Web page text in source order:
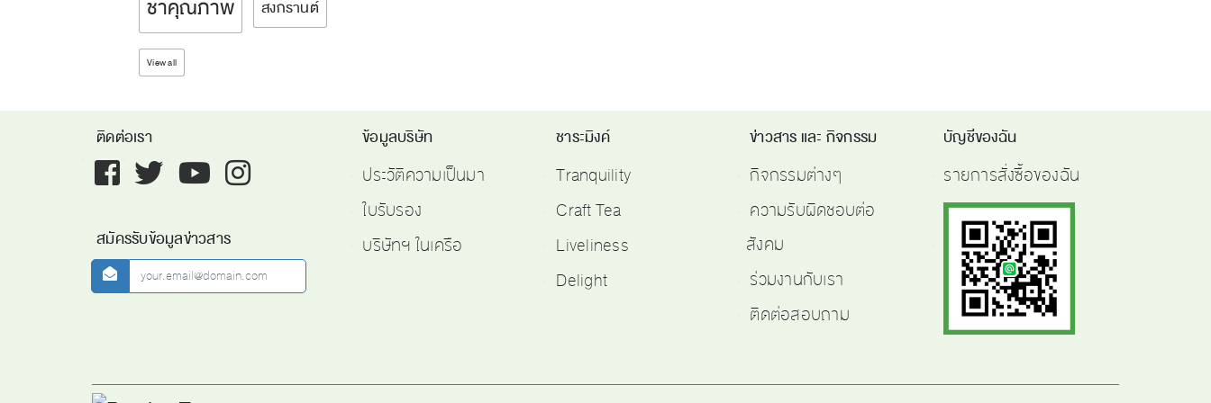
ชาคุณภาพ สงกรานต์
View all
ติดต่อเรา
Facebook twitter youtube instagram
สมัครรับข้อมูลข่าวสาร
newsletter
ข้อมูลบริษัท
ประวัติความเป็นมา
ใบรับรอง
บริษัทฯ ในเครือ
ชาระมิงค์
Tranquility
Craft Tea
Liveliness
Delight
ข่าวสาร และ กิจกรรม
กิจกรรมต่างๆ
ความรับผิดชอบต่อ
สังคม
ร่วมงานกับเรา
ติดต่อสอบถาม
บัญชีของฉัน
รายการสั่งซื้อของฉัน